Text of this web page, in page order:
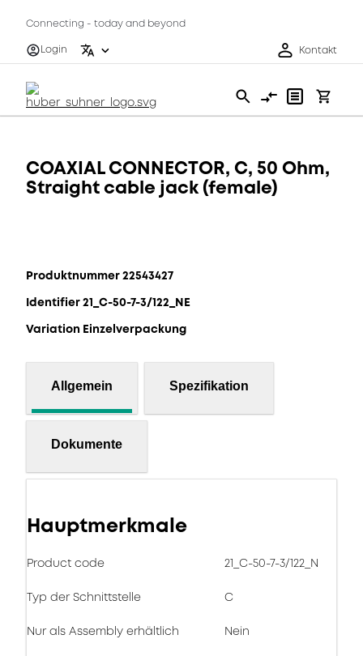
Connecting - today and beyond
Login
Kontakt
COAXIAL CONNECTOR, C, 50 Ohm,
Straight cable jack (female)
Produktnummer 22543427
Identifier 21_C-50-7-3/122_NE
Variation Einzelverpackung
Allgemein Spezifikation
Dokumente
Hauptmerkmale
Product code 21_C-50-7-3/122_N
Typ der Schnittstelle C
Nur als Assembly erhältlich Nein